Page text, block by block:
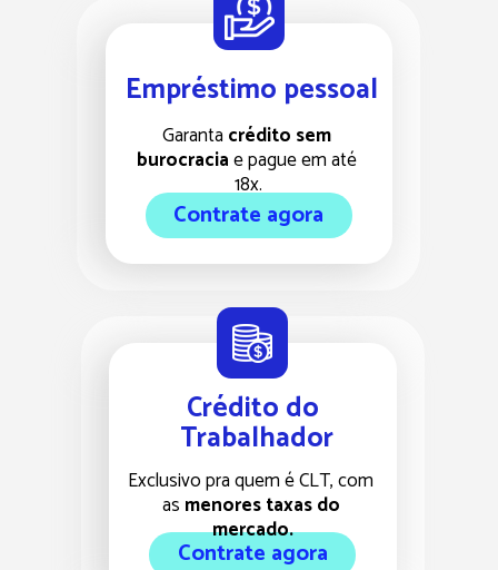
Empréstimo pessoal
Crédito do
Trabalhador
Garanta crédito sem
burocracia e pague em até
18x.
Exclusivo pra quem é CLT, com
as menores taxas do
mercado.
Contrate agora
Contrate agora